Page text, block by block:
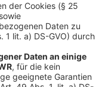
euch ein